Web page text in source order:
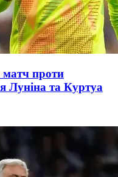
проти
Луніна та Куртуа